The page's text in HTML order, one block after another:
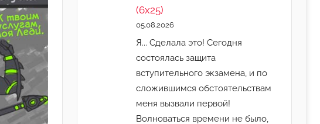
(6х25)
05.08.2026
Я... Сделала это! Сегодня
состоялась защита
вступительного экзамена, и по
сложившимся обстоятельствам
меня вызвали первой!
Волноваться времени не было,